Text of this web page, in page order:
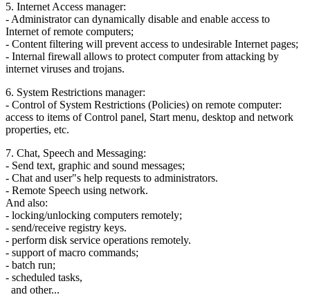
5. Internet Access manager:
- Administrator can dynamically disable and enable access to
Internet of remote computers;
- Content filtering will prevent access to undesirable Internet pages;
- Internal firewall allows to protect computer from attacking by
internet viruses and trojans.
6. System Restrictions manager:
- Control of System Restrictions (Policies) on remote computer:
access to items of Control panel, Start menu, desktop and network
properties, etc.
7. Chat, Speech and Messaging:
- Send text, graphic and sound messages;
- Chat and user"s help requests to administrators.
- Remote Speech using network.
And also:
- locking/unlocking computers remotely;
- send/receive registry keys.
- perform disk service operations remotely.
- support of macro commands;
- batch run;
- scheduled tasks,
and other...